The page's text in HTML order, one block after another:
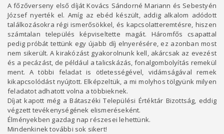
A főzőverseny első díját Kovács Sándorné Mariann és Sebestyén
József nyerték el. Amíg az ebéd készült, addig alkalom adódott
találkozásokra régi ismerősökkel, és kapcsolatteremtésre, hiszen
számtalan település képviseltette magát. Háromfős csapattal
pedig próbát tettünk egy újabb díj elnyerésére, ez azonban most
nem sikerült. A kirakózást gyakorolnunk kell, akárcsak az evezést
és a pecázást, de például a talicskázás, fonalgombolyítás remekül
ment. A többi feladat is ötletességével, vidámságával remek
kikapcsolódást nyújtott. Elképzeltük, a mi molyhos tölgyünk milyen
feladatot adhatott volna a többieknek.
Díjat kapott még a Bátaszéki Települési Értéktár Bizottság, eddig
végzett tevékenységének elismeréseként.
Élményekben gazdag nap részesei lehettünk.
Mindenkinek további sok sikert!